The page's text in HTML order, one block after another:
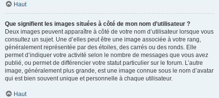
Haut
Que signifient les images situées à côté de mon nom d’utilisateur ?
Deux images peuvent apparaître à côté de votre nom d’utilisateur lorsque vous
consultez un sujet. Une d’elles peut être une image associée à votre rang,
généralement représentée par des étoiles, des carrés ou des ronds. Elle
permet d’indiquer votre activité selon le nombre de messages que vous avez
publié, ou permet de différencier votre statut particulier sur le forum. L’autre
image, généralement plus grande, est une image connue sous le nom d’avatar
qui est bien souvent unique et personnelle à chaque utilisateur.
Haut